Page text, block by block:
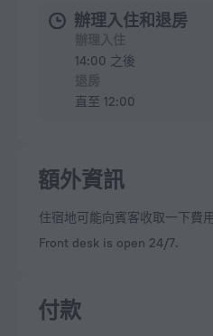
辦理入住和退房
14:00 之後
直至 12:00
額外資訊
住宿地可能向賓客收取一下
Front desk is open 24/7.
付款